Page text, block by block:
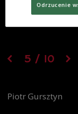
5 / 10
Piotr Gursztyn
Odrzucenie